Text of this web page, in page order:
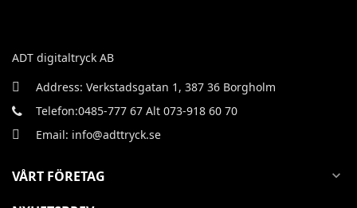
ADT digitaltryck AB
Address: Verkstadsgatan 1, 387 36 Borgholm
Telefon:0485-777 67 Alt 073-918 60 70
Email: info@adttryck.se
VÅRT FÖRETAG expand_more